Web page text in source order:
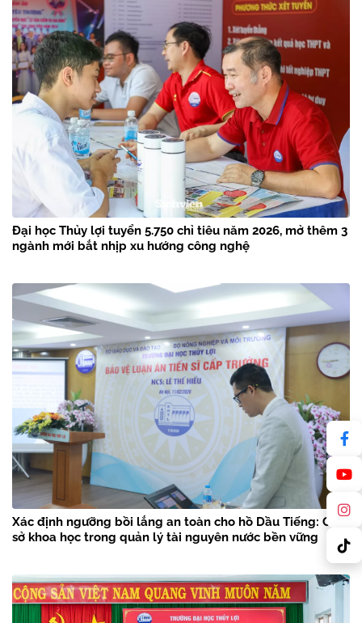
Đại học Thủy lợi tuyển 5.750 chỉ tiêu năm 2026, mở thêm 3
ngành mới bắt nhịp xu hướng công nghệ
Xác định ngưỡng bồi lắng an toàn cho hồ Dầu Tiếng: Cơ
sở khoa học trong quản lý tài nguyên nước bền vững